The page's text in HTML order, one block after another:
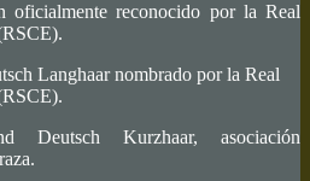
oficialmente reconocido por la Real
Langhaar nombrado por la Real
Deutsch Kurzhaar, asociación